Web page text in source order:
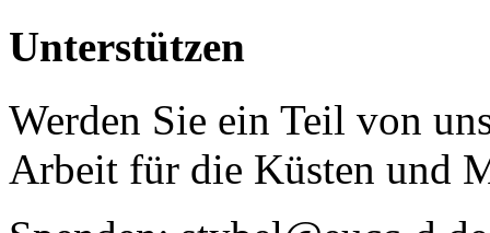
Unterstützen
Werden Sie ein Teil von
Arbeit für die Küsten und